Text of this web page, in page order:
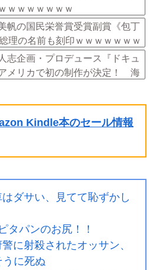
ｗｗｗｗｗｗｗ
帆の国民栄誉賞受賞副賞《包丁
理の名前も刻印ｗｗｗｗｗｗｗ
志企画・プロデュース『ドキュ
メリカで初の制作が決定！ 海
Kindle本のセール情報
ダサい、見てて恥ずかし
パンのお尻！！
警に射殺されたオッサン、
に死ぬ